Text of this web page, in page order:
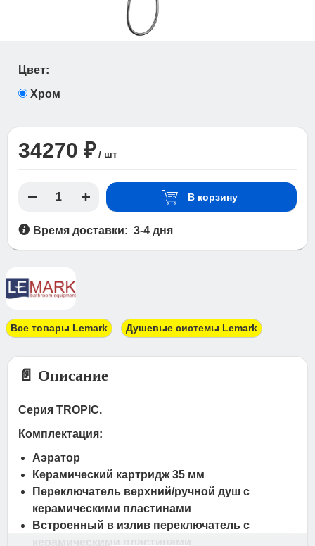
Цвет:
Хром
34270 ₽ / шт
В корзину
Время доставки: 3-4 дня
Все товары Lemark Душевые системы Lemark
📄 Описание
Серия TROPIC.
Комплектация:
Аэратор
Керамический картридж 35 мм
Переключатель верхний/ручной душ с
керамическими пластинами
Встроенный в излив переключатель с